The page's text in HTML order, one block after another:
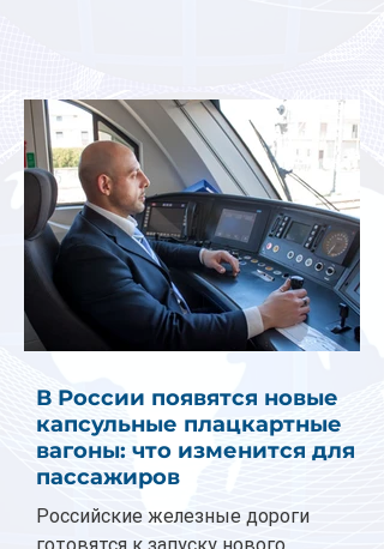
В России появятся новые
капсульные плацкартные
вагоны: что изменится для
пассажиров
Российские железные дороги
готовятся к запуску нового